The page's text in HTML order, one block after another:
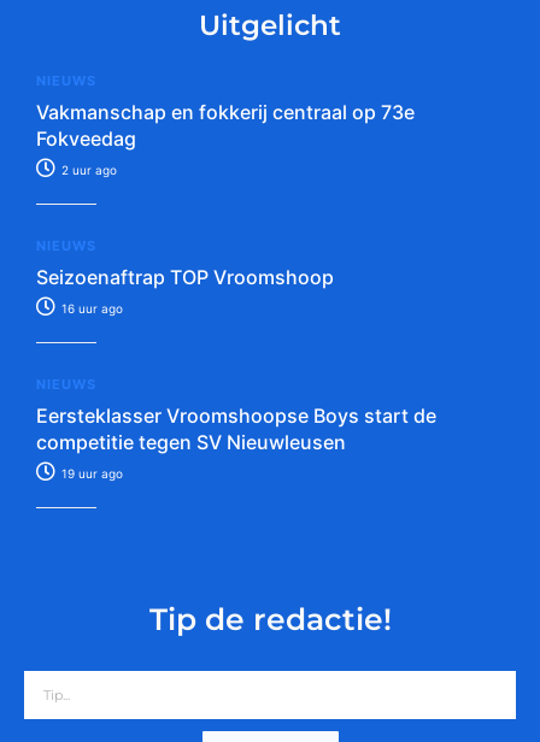
Uitgelicht
NIEUWS
Vakmanschap en fokkerij centraal op 73e
Fokveedag
2 uur ago
NIEUWS
Seizoenaftrap TOP Vroomshoop
16 uur ago
NIEUWS
Eersteklasser Vroomshoopse Boys start de
competitie tegen SV Nieuwleusen
19 uur ago
Tip de redactie!